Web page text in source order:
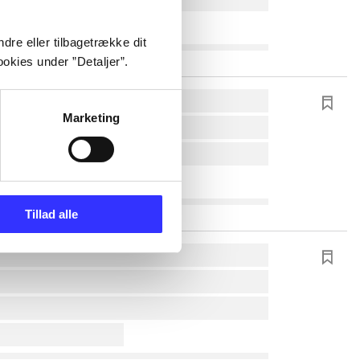
eller tilbagetrække dit
under ”Detaljer”.
Marketing
Tillad alle